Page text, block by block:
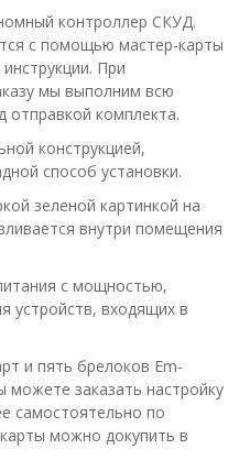
контроллер СКУД.
с помощью мастер-карты
При
мы выполним всю
отправкой комплекта.
конструкцией,
способ установки.
зеленой картинкой на
внутри помещения
с мощностью,
устройств, входящих в
и пять брелоков Em-
заказать настройку
самостоятельно по
можно докупить в